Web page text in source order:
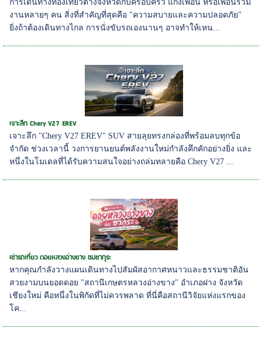
การเดินทางท่องเที่ยวต่างจังหวัดกับครอบครัว แก๊งเพื่อน หรือเพื่อนร่วม
งานหลายๆ คน สิ่งที่สำคัญที่สุดคือ "ความสบายและความปลอดภัย"
ยิ่งถ้าต้องเดินทางไกล การนั่งขับรถเองนานๆ อาจทำให้เหน...
เจาะลึก Chery V27 EREV
เจาะลึก "Chery V27 EREV" SUV สายลุยทรงกล่องที่พร้อมลบทุกข้อ
จำกัด ช่วงเวลานี้ วงการยานยนต์พลังงานใหม่กำลังคึกคักอย่างยิ่ง และ
หนึ่งในโมเดลที่ได้รับความสนใจอย่างถล่มทลายคือ Chery V27 ...
เช่ารถเที่ยว ดอยหลวงอ่างขาง ชมซากุระ
หากคุณกำลังวางแผนเดินทางไปสัมผัสอากาศหนาวและธรรมชาติอัน
สวยงามบนยอดดอย "สถานีเกษตรหลวงอ่างขาง" อำเภอฝาง จังหวัด
เชียงใหม่ คือหนึ่งในพิกัดที่ไม่ควรพลาด ที่นี่คือสถานีวิจัยแห่งแรกของ
โค...